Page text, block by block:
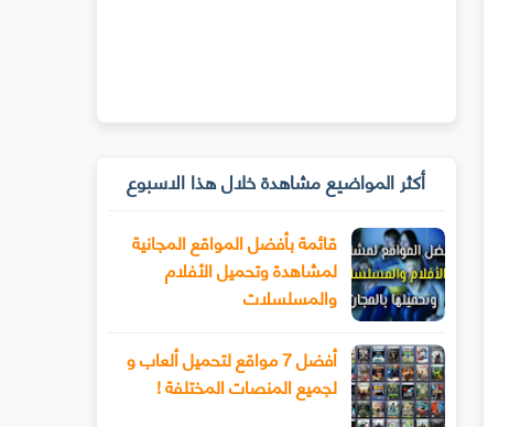
أكثر المواضيع مشاهدة خلال هذا الاسبوع
قائمة بأفضل المواقع المجانية
لمشاهدة وتحميل الأفلام
والمسلسلات
أفضل 7 مواقع لتحميل ألعاب و
لجميع المنصات المختلفة !